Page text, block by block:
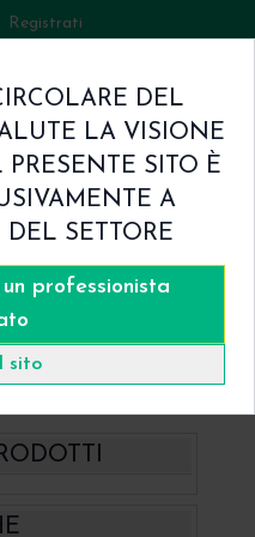
Registrati
Carrello
- Hahnenkratt
Hahnenkratt
DEL
LA VISIONE
SITO È
A
DEL SETTORE
sito
professionista